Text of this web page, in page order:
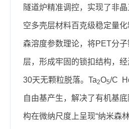
隧道炉精准调控，实现了非
空多壳层材料百克级稳定量
森溶度参数理论，将PET分
层，形成牢固的锁扣结构，经
30天无颗粒脱落。Ta2O5/C
自由基产生，解决了有机基
构在微纳尺度上呈现“纳米森